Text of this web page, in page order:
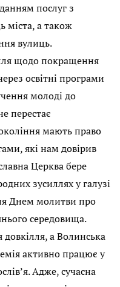
послуг з
міста, а також
вулиць.
щодо покращення
освітні програми
молоді до
перестає
мають право
які нам довірив
Церк­ва бере
зусиллях у галузі
Днем молитви про
середовища.
а Волинська
активно працює у
Адже, сучасна